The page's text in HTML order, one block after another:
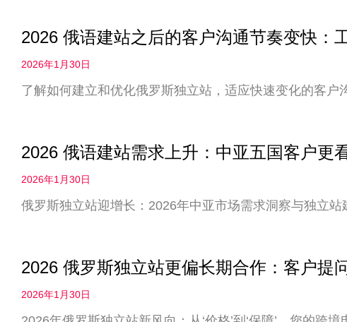
2026 俄语建站之后的客户沟通节奏变快：
2026年1月30日
了解如何建立和优化俄罗斯独立站，适应快速变化的客户
2026 俄语建站需求上升：中亚五国客户更
2026年1月30日
俄罗斯独立站迎增长：2026年中亚市场需求洞察与独立站
2026 俄罗斯独立站更偏长期合作：客户提
2026年1月30日